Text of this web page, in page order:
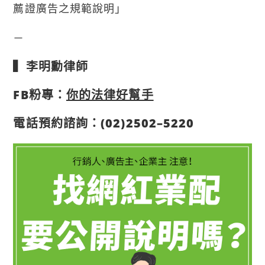
薦證廣告之規範說明」
－
▍李明勳律師
FB粉專： 你的法律好幫手
電話預約諮詢：(02)2502–5220